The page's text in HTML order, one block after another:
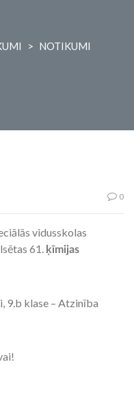
> NOTIKUMI
0
vidusskolas
61. ķīmijas
9.b klase – Atzinība